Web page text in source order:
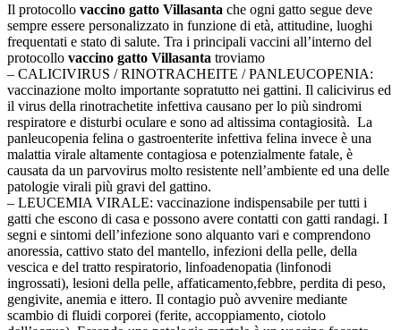
Il protocollo vaccino gatto Villasanta che ogni gatto segue deve
sempre essere personalizzato in funzione di età, attitudine, luoghi
frequentati e stato di salute. Tra i principali vaccini all’interno del
protocollo vaccino gatto Villasanta troviamo
– CALICIVIRUS / RINOTRACHEITE / PANLEUCOPENIA:
vaccinazione molto importante sopratutto nei gattini. Il calicivirus ed
il virus della rinotrachetite infettiva causano per lo più sindromi
respiratore e disturbi oculare e sono ad altissima contagiosità. La
panleucopenia felina o gastroenterite infettiva felina invece è una
malattia virale altamente contagiosa e potenzialmente fatale, è
causata da un parvovirus molto resistente nell’ambiente ed una delle
patologie virali più gravi del gattino.
– LEUCEMIA VIRALE: vaccinazione indispensabile per tutti i
gatti che escono di casa e possono avere contatti con gatti randagi. I
segni e sintomi dell’infezione sono alquanto vari e comprendono
anoressia, cattivo stato del mantello, infezioni della pelle, della
vescica e del tratto respiratorio, linfoadenopatia (linfonodi
ingrossati), lesioni della pelle, affaticamento,febbre, perdita di peso,
gengivite, anemia e ittero. Il contagio può avvenire mediante
scambio di fluidi corporei (ferite, accoppiamento, ciotolo